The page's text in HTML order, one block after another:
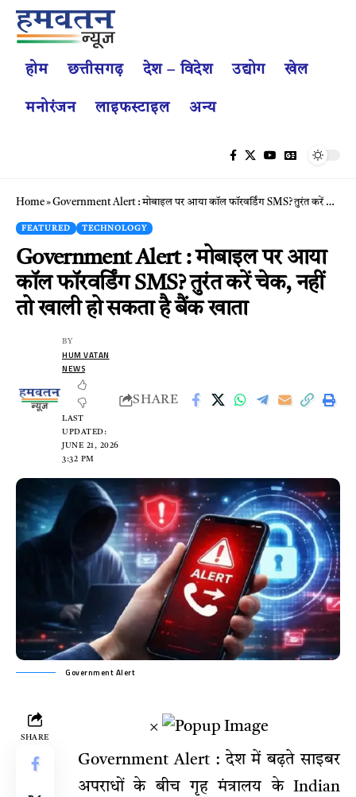
होम छत्तीसगढ़ देश – विदेश उद्योग खेल
मनोरंजन लाइफस्टाइल अन्य
Home»Government Alert : मोबाइल पर आया कॉल फॉरवर्डिंग SMS? तुरंत करें चेक, नहीं तो खाली हो सकता है बैंक खाता
FEATURED TECHNOLOGY
Government Alert : मोबाइल पर आया
कॉल फॉरवर्डिंग SMS? तुरंत करें चेक, नहीं
तो खाली हो सकता है बैंक खाता
LAST
UPDATED:
JUNE 21, 2026
3:32 PM
BY
HUM VATAN
NEWS
SHARE
Government Alert
SHARE
×
Government Alert : देश में बढ़ते साइबर
अपराधों के बीच गृह मंत्रालय के Indian